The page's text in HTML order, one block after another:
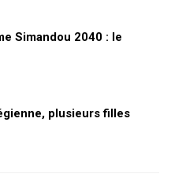
Simandou 2040 : le
plusieurs filles